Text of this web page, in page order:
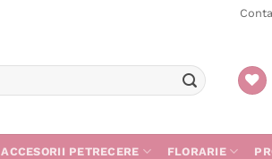
ACCESORII PETRECERE FLORARIE